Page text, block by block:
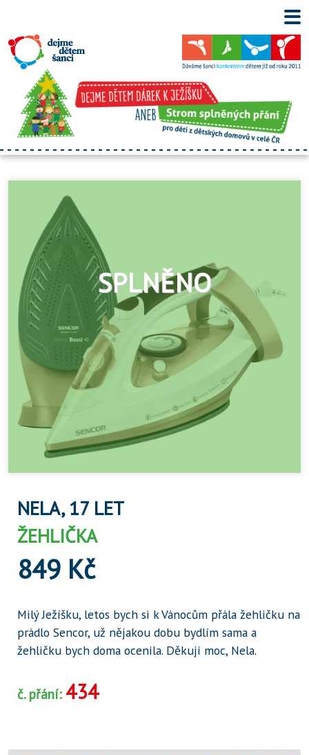
NELA, 17 LET
ŽEHLIČKA
849 Kč
Milý Ježíšku, letos bych si k Vánocům přála žehličku na
prádlo Sencor, už nějakou dobu bydlím sama a
žehličku bych doma ocenila. Děkuji moc, Nela.
č. přání: 434